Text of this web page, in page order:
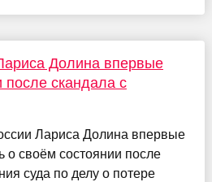
Долина впервые
после скандала с
Лариса Долина впервые
о своём состоянии после
суда по делу о потере